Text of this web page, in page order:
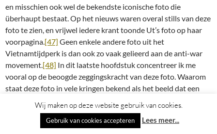
en misschien ook wel de bekendste iconische foto die
überhaupt bestaat. Op het nieuws waren overal stills van deze
foto te zien, en vrijwel iedere krant toonde Ut’s foto op haar
voorpagina.[47] Geen enkele andere foto uit het
Vietnamtijdperk is dan ook zo vaak gelieerd aan de anti-war
movement.[48] In dit laatste hoofdstuk concentreer ik me
vooral op de beoogde zeggingskracht van deze foto. Waarom
staat deze foto in vele kringen bekend als het beeld dat een
doorslaggevende rol speelde in het beëindigen van de oorlog?
Bij het beantwoorden van deze vraag stel ik de redenatie van
Robert Hariman en John Louis Lucaites, twee auteurs die al
Wij maken op deze website gebruik van cookies.
Gebruik van cookies accepteren Lees meer...